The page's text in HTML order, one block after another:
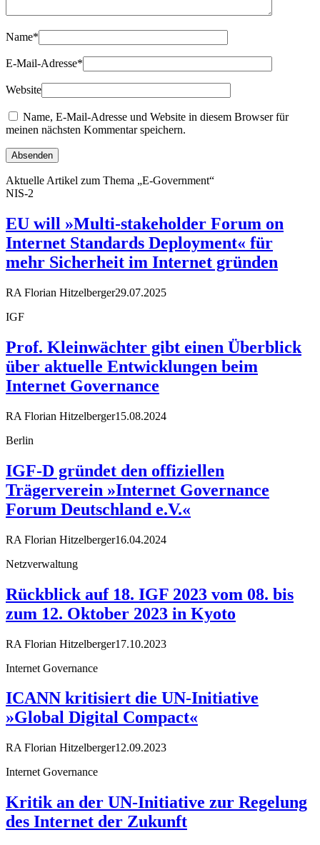
Name*
E-Mail-Adresse*
Website
Name, E-Mail-Adresse und Website in diesem Browser für
meinen nächsten Kommentar speichern.
Aktuelle Artikel zum Thema „E-Government“
NIS-2
EU will »Multi-stakeholder Forum on
Internet Standards Deployment« für
mehr Sicherheit im Internet gründen
RA Florian Hitzelberger29.07.2025
IGF
Prof. Kleinwächter gibt einen Überblick
über aktuelle Entwicklungen beim
Internet Governance
RA Florian Hitzelberger15.08.2024
Berlin
IGF-D gründet den offiziellen
Trägerverein »Internet Governance
Forum Deutschland e.V.«
RA Florian Hitzelberger16.04.2024
Netzverwaltung
Rückblick auf 18. IGF 2023 vom 08. bis
zum 12. Oktober 2023 in Kyoto
RA Florian Hitzelberger17.10.2023
Internet Governance
ICANN kritisiert die UN-Initiative
»Global Digital Compact«
RA Florian Hitzelberger12.09.2023
Internet Governance
Kritik an der UN-Initiative zur Regelung
des Internet der Zukunft